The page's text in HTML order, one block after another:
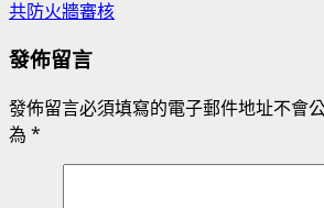
共防火牆審核
發佈留言
發佈留言必須填寫的電子郵件地址不會
為 *